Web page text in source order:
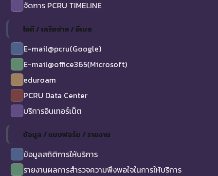
จัดการ PCRU TIMELINE
ไอที / เครือข่าย / อีเมล
E-mail@pcru(Google)
E-mail@office365(Microsoft)
eduroam
PCRU Data Center
บริการอินเทอร์เน็ต
ข้อมูล / แบบฟอร์ม / รายงาน
ข้อมูลสถิติการให้บริการ
รายงานผลการสำรวจความพึงพอใจในการให้บริการ